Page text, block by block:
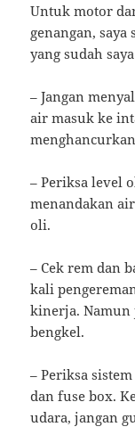
Untuk motor
genangan,
yang sudah
– Jangan
air masuk ke
– Periksa level
menandakan
oli.
– Cek rem dan
kali
kinerja. Namun
bengkel.
– Periksa
dan fuse box.
udara, jangan